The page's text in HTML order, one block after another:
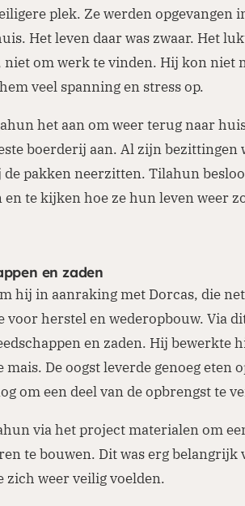
plek. Ze werden opgevangen
Het leven daar was zwaar. Het
om werk te vinden. Hij kon niet
veel spanning en stress op.
het aan om weer terug naar
boerderij aan. Al zijn bezittingen
pakken neerzitten. Tilahun
en te kijken hoe ze hun leven weer
en zaden
hij in aanraking met Dorcas, die
voor herstel en wederopbouw. Via
en zaden. Hij bewerkte
De oogst leverde genoeg eten
om een deel van de opbrengst te
via het project materialen om
te bouwen. Dit was erg belangrijk
zich weer veilig voelden.